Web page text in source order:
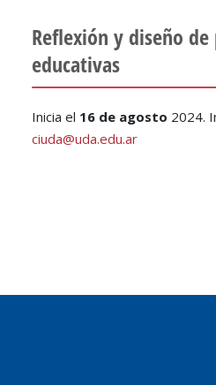
Reflexión y diseño de
educativas
Inicia el 16 de agosto 2024.
ciuda@uda.edu.ar